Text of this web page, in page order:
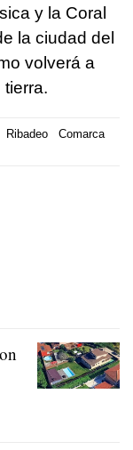
y la Coral
la ciudad del
volverá a
Ribadeo
Comarca